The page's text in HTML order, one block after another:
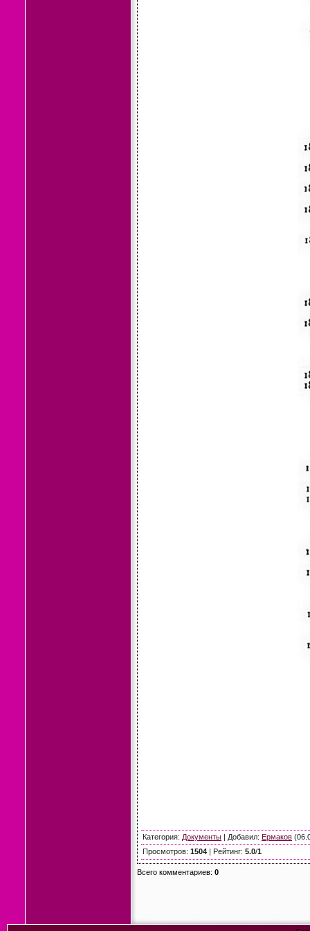
Категория: Документы | Добавил: Ермаков
Просмотров: 1504 | Рейтинг: 5.0/1
Всего комментариев: 0